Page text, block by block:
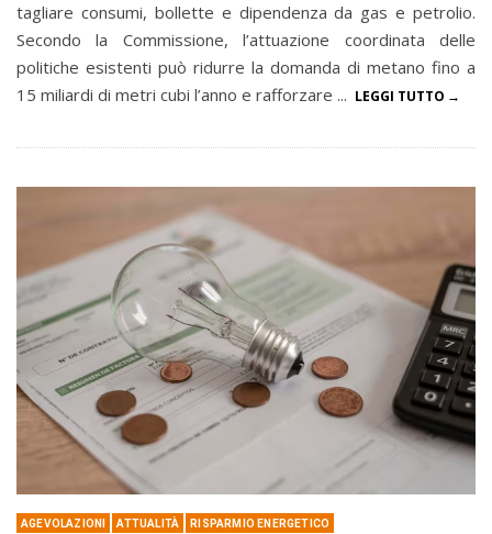
tagliare consumi, bollette e dipendenza da gas e petrolio.
Secondo la Commissione, l’attuazione coordinata delle
politiche esistenti può ridurre la domanda di metano fino a
15 miliardi di metri cubi l’anno e rafforzare ... LEGGI TUTTO
AGEVOLAZIONI ATTUALITÀ RISPARMIO ENERGETICO